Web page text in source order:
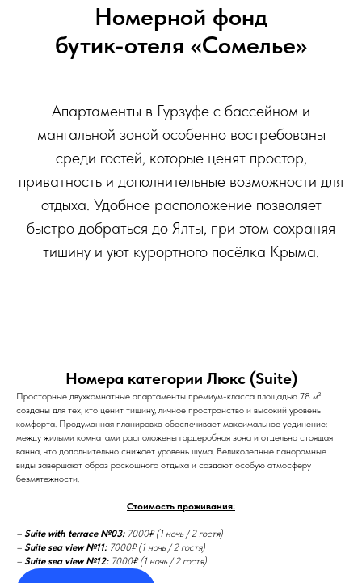
Номерной фонд
бутик-отеля «Сомелье»
Апартаменты в Гурзуфе с бассейном и
мангальной зоной особенно востребованы
среди гостей, которые ценят простор,
приватность и дополнительные возможности для
отдыха. Удобное расположение позволяет
быстро добраться до Ялты, при этом сохраняя
тишину и уют курортного посёлка Крыма.
Номера категории Люкс (Suite)
Просторные двухкомнатные апартаменты премиум-класса площадью 78 м²
созданы для тех, кто ценит тишину, личное пространство и высокий уровень
комфорта. Продуманная планировка обеспечивает максимальное уединение:
между жилыми комнатами расположены гардеробная зона и отдельно стоящая
ванна, что дополнительно снижает уровень шума. Великолепные панорамные
виды завершают образ роскошного отдыха и создают особую атмосферу
безмятежности.
Стоимость проживания:
– Suite with terrace №03: 7000₽ (1 ночь / 2 гостя)
– Suite sea view №11: 7000₽ (1 ночь / 2 гостя)
– Suite sea view №12: 7000₽ (1 ночь / 2 гостя)